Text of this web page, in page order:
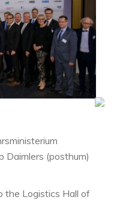
Daimlers (posthum)
the Logistics Hall of